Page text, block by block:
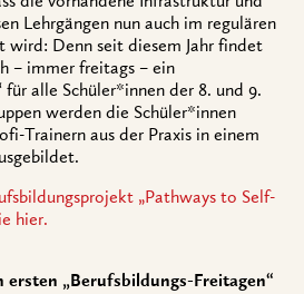
Lehrgängen nun auch im regulären
wird: Denn seit diesem Jahr findet
– immer freitags – ein
für alle Schüler*innen der 8. und 9.
werden die Schüler*innen
Trainern aus der Praxis in einem
„Pathways to Self-
hier.
ersten „Berufsbildungs-Freitagen“